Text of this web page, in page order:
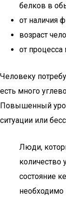
белков в
от наличия
возраст
от процесса
Человеку
есть много
Повышенный
ситуации или
Люди,
количество
состояние